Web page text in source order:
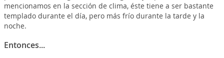
mencionamos en la sección de clima, éste tiene a ser bastante
templado durante el día, pero más frío durante la tarde y la
noche.
Entonces...